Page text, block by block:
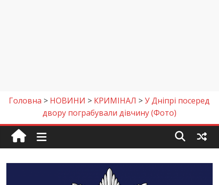
Головна > НОВИНИ > КРИМІНАЛ >У Дніпрі посеред
двору пограбували дівчину (Фото)